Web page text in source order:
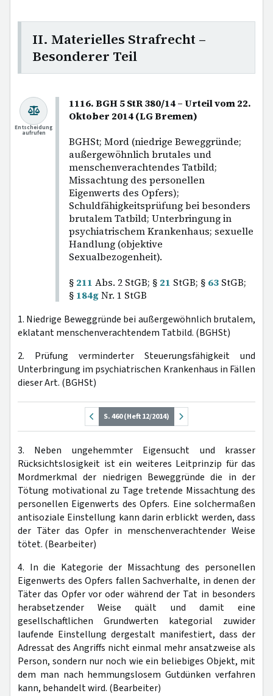
II. Materielles Strafrecht –
Besonderer Teil
1116. BGH 5 StR 380/14 – Urteil vom 22.
Oktober 2014 (LG Bremen)
BGHSt; Mord (niedrige Beweggründe;
außergewöhnlich brutales und
menschenverachtendes Tatbild;
Missachtung des personellen
Eigenwerts des Opfers);
Schuldfähigkeitsprüfung bei besonders
brutalem Tatbild; Unterbringung in
psychiatrischem Krankenhaus; sexuelle
Handlung (objektive
Sexualbezogenheit).
§ 211 Abs. 2 StGB; § 21 StGB; § 63 StGB;
§ 184gNr. 1 StGB
Entscheidung
aufrufen
1. Niedrige Beweggründe bei außergewöhnlich brutalem,
eklatant menschenverachtendem Tatbild. (BGHSt)
2. Prüfung verminderter Steuerungsfähigkeit und
Unterbringung im psychiatrischen Krankenhaus in Fällen
dieser Art. (BGHSt)
S. 460 (Heft 12/2014)
3. Neben ungehemmter Eigensucht und krasser
Rücksichtslosigkeit ist ein weiteres Leitprinzip für das
Mordmerkmal der niedrigen Beweggründe die in der
Tötung motivational zu Tage tretende Missachtung des
personellen Eigenwerts des Opfers. Eine solchermaßen
antisoziale Einstellung kann darin erblickt werden, dass
der Täter das Opfer in menschenverachtender Weise
tötet. (Bearbeiter)
4. In die Kategorie der Missachtung des personellen
Eigenwerts des Opfers fallen Sachverhalte, in denen der
Täter das Opfer vor oder während der Tat in besonders
herabsetzender Weise quält und damit eine
gesellschaftlichen Grundwerten kategorial zuwider
laufende Einstellung dergestalt manifestiert, dass der
Adressat des Angriffs nicht einmal mehr ansatzweise als
Person, sondern nur noch wie ein beliebiges Objekt, mit
dem man nach hemmungslosem Gutdünken verfahren
kann, behandelt wird. (Bearbeiter)